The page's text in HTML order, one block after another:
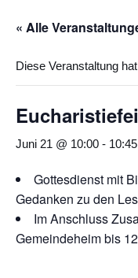
« Alle
Diese Veranstaltung
Juni 21 @ 10:00 - 10:45
Gottesdienst mit
Gedanken zu den
Im Anschluss
Gemeindeheim bis